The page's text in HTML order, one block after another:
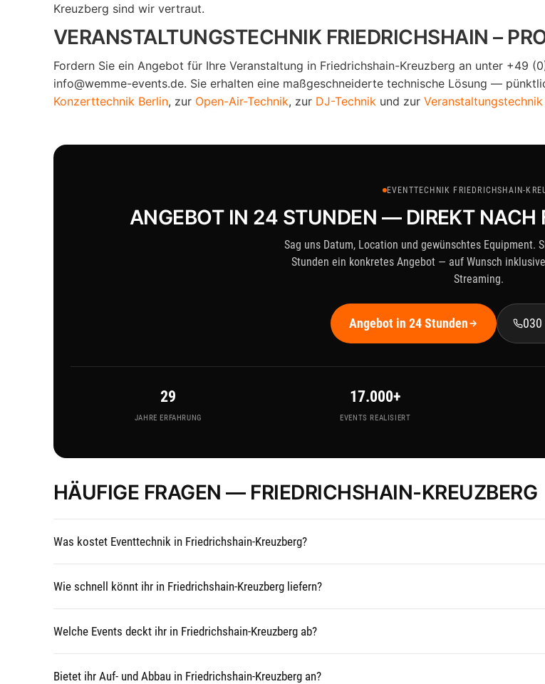
Kreuzberg sind wir vertraut.
VERANSTALTUNGSTECHNIK FRIEDRICHSHAIN –
Fordern Sie ein Angebot für Ihre Veranstaltung in Friedrichshain-Kreuzberg an unter +49
info@wemme-events.de. Sie erhalten eine maßgeschneiderte technische Lösung —
Konzerttechnik Berlin, zur Open-Air-Technik, zur DJ-Technik und zur
EVENTTECHNIK FRIEDRICHSHAIN-
ANGEBOT IN 24 STUNDEN — DIREKT NACH
Sag uns Datum, Location und gewünschtes Equipment.
Stunden ein konkretes Angebot — auf Wunsch
Streaming.
Angebot in 24 Stunden 030
29
JAHRE ERFAHRUNG
17.000+
EVENTS REALISIERT
HÄUFIGE FRAGEN — FRIEDRICHSHAIN-KREUZBERG
Was kostet Eventtechnik in Friedrichshain-Kreuzberg?
Wie schnell könnt ihr in Friedrichshain-Kreuzberg liefern?
Welche Events deckt ihr in Friedrichshain-Kreuzberg ab?
Bietet ihr Auf- und Abbau in Friedrichshain-Kreuzberg an?